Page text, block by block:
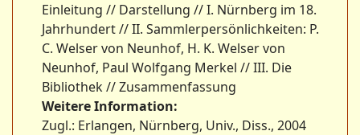
Einleitung // Darstellung // I. Nürnberg im 18.
Jahrhundert // II. Sammlerpersönlichkeiten: P.
C. Welser von Neunhof, H. K. Welser von
Neunhof, Paul Wolfgang Merkel // III. Die
Bibliothek // Zusammenfassung
Weitere Information:
Zugl.: Erlangen, Nürnberg, Univ., Diss., 2004